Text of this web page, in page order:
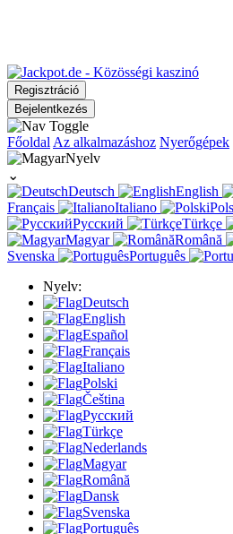
Regisztráció
Bejelentkezés
Főoldal Az alkalmazáshoz Nyerőgépek
Nyelv
⌄
Deutsch
English
Français
Italiano
Русский
Türkçe
Magyar
Română
Svenska
Português
Nyelv:
Deutsch
English
Español
Français
Italiano
Polski
Čeština
Русский
Türkçe
Nederlands
Magyar
Română
Dansk
Svenska
Português